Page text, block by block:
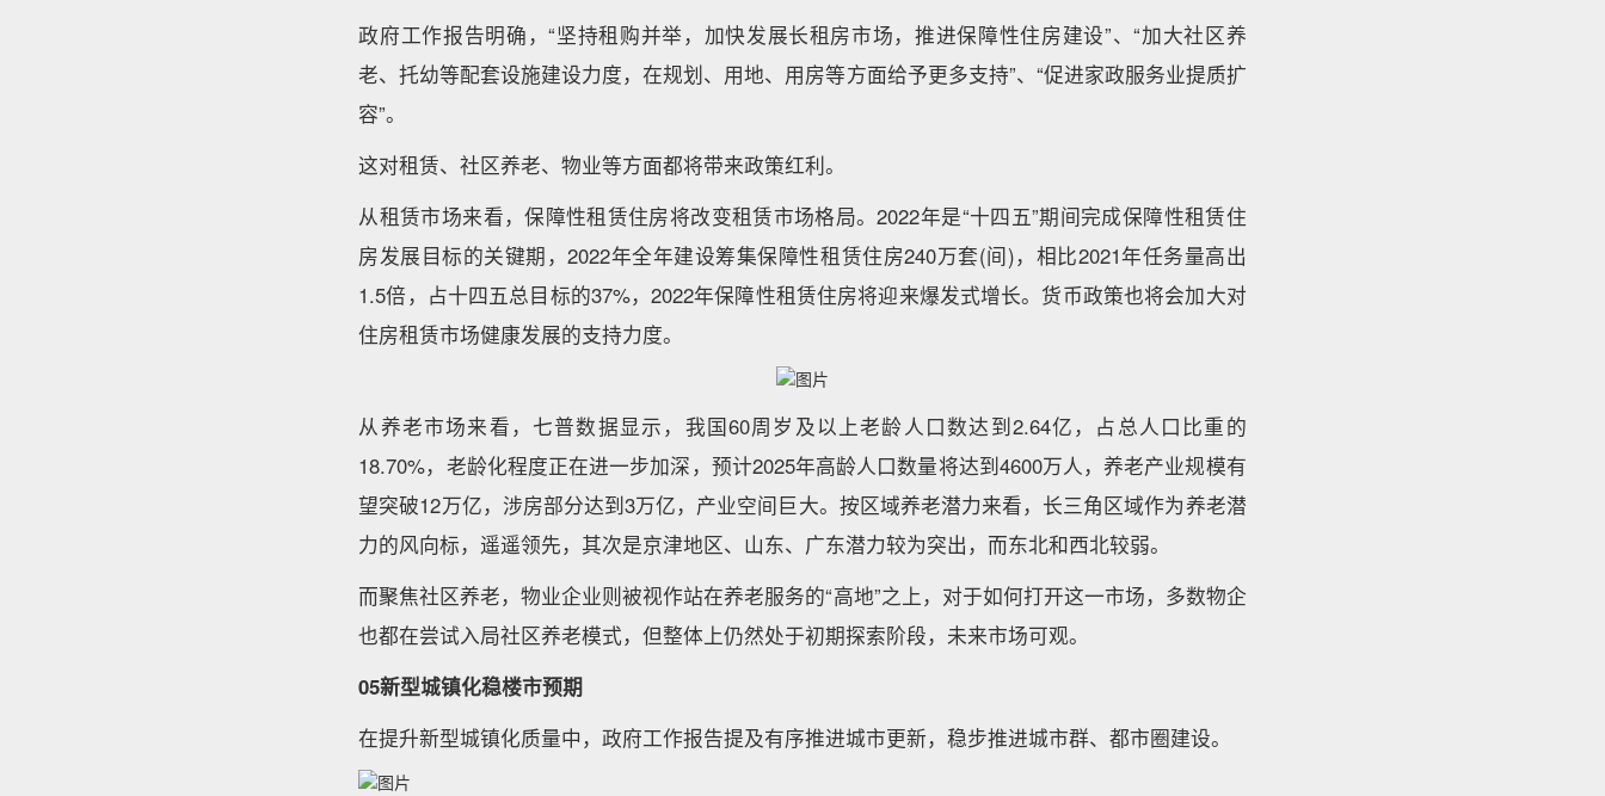
政府工作报告明确，“坚持租购并举，加快发展长租房市场，推进保障性住房建设”、“加大社区养
老、托幼等配套设施建设力度，在规划、用地、用房等方面给予更多支持”、“促进家政服务业提质扩
容”。
这对租赁、社区养老、物业等方面都将带来政策红利。
从租赁市场来看，保障性租赁住房将改变租赁市场格局。2022年是“十四五”期间完成保障性租赁住
房发展目标的关键期，2022年全年建设筹集保障性租赁住房240万套(间)，相比2021年任务量高出
1.5倍，占十四五总目标的37%，2022年保障性租赁住房将迎来爆发式增长。货币政策也将会加大对
住房租赁市场健康发展的支持力度。
从养老市场来看，七普数据显示，我国60周岁及以上老龄人口数达到2.64亿，占总人口比重的
18.70%，老龄化程度正在进一步加深，预计2025年高龄人口数量将达到4600万人，养老产业规模有
望突破12万亿，涉房部分达到3万亿，产业空间巨大。按区域养老潜力来看，长三角区域作为养老潜
力的风向标，遥遥领先，其次是京津地区、山东、广东潜力较为突出，而东北和西北较弱。
而聚焦社区养老，物业企业则被视作站在养老服务的“高地”之上，对于如何打开这一市场，多数物企
也都在尝试入局社区养老模式，但整体上仍然处于初期探索阶段，未来市场可观。
05新型城镇化稳楼市预期
在提升新型城镇化质量中，政府工作报告提及有序推进城市更新，稳步推进城市群、都市圈建设。